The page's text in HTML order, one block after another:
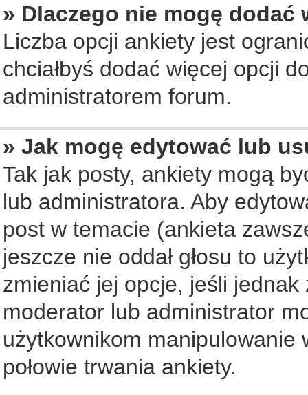
» Dlaczego nie mogę
Liczba opcji ankiety jest
chciałbyś dodać więcej opcji
administratorem forum.
» Jak mogę edytować lub
Tak jak posty, ankiety mogą
lub administratora. Aby
post w temacie (ankieta
jeszcze nie oddał głosu to
zmieniać jej opcje, jeśli jednak
moderator lub administrator
użytkownikom
połowie trwania ankiety.